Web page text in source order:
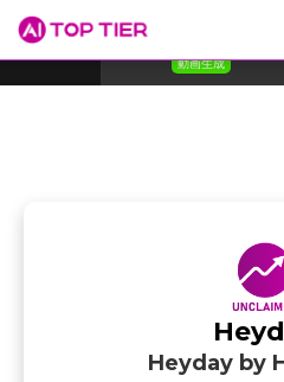
ランキング
動画生成
Heyday by
ホーム